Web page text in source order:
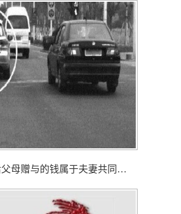
北京私家调查： 婚后父母赠与的钱属于夫妻共同财产吗